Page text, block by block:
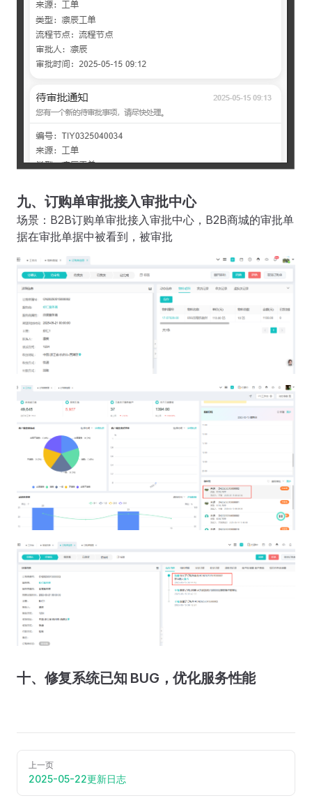
九、订购单审批接入审批中心
场景：B2B订购单审批接入审批中心，B2B商城的审批单
据在审批单据中被看到，被审批
十、修复系统已知 BUG，优化服务性能
上一页
2025-05-22更新日志